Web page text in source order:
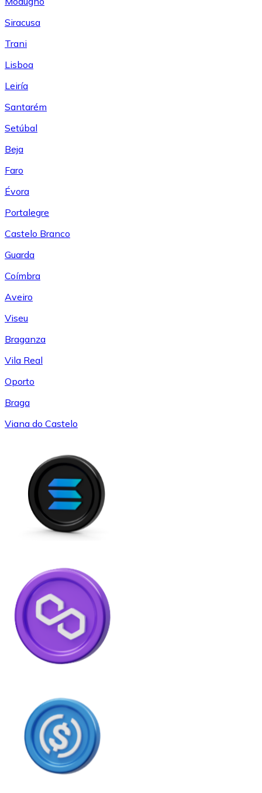
Siracusa
Trani
Lisboa
Leiría
Santarém
Setúbal
Beja
Faro
Évora
Portalegre
Castelo Branco
Guarda
Coímbra
Aveiro
Viseu
Braganza
Vila Real
Oporto
Braga
Viana do Castelo